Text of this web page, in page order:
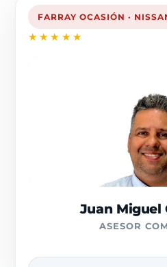
FARRAY OCASIÓN ·
★★★★★
Juan Miguel
ASESOR